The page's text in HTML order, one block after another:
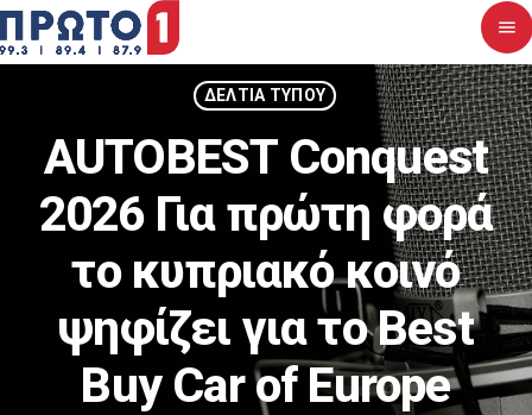
menu
close
Αρχική
Σχετικά με εμάς
Διαγωνισμοί
Επικοινωνία
ΔΕΛΤΙΑ ΤΥΠΟΥ
AUTOBEST Conquest
2026 Για πρώτη φορά
το κυπριακό κοινό
ψηφίζει για το Best
Buy Car of Europe